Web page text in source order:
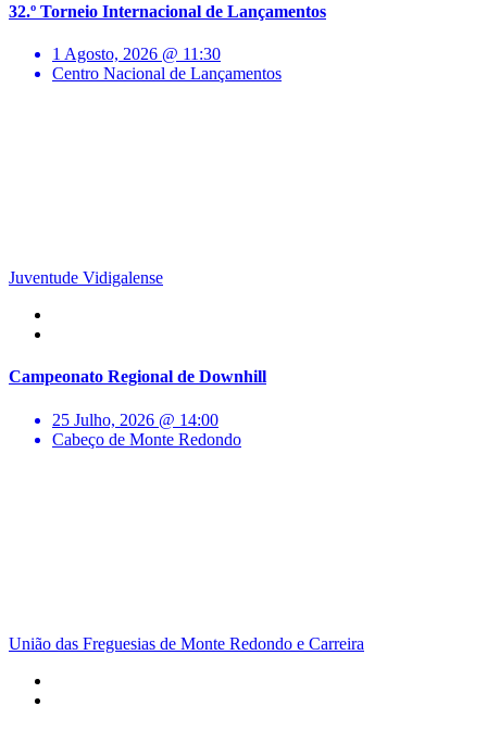
32.º Torneio Internacional de Lançamentos
1 Agosto, 2026 @ 11:30
Centro Nacional de Lançamentos
Juventude Vidigalense
Campeonato Regional de Downhill
25 Julho, 2026 @ 14:00
Cabeço de Monte Redondo
União das Freguesias de Monte Redondo e Carreira